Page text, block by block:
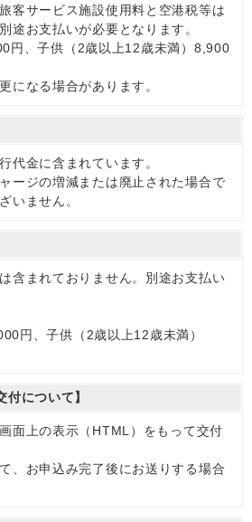
客サービス施設使用料と空港税等は
途お支払いが必要となります。
円、子供（2歳以上12歳未満）8,900
になる場合があります。
代金に含まれています。
ージの増減または廃止された場合で
いません。
含まれておりません。別途お支払い
円、子供（2歳以上12歳未満）
付について】
面上の表示（HTML）をもって交付
、お申込み完了後にお送りする場合